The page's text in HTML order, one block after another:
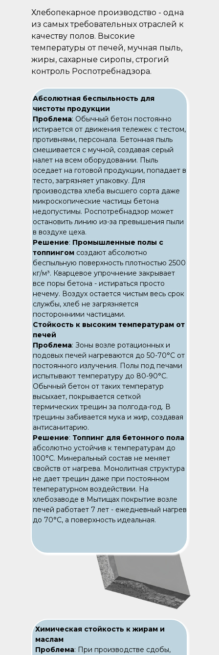
Химическая стойкость к жирам и
маслам
Проблема: При производстве сдобы,
Абсолютная беспыльность для
чистоты продукции
Проблема: Обычный бетон постоянно
истирается от движения тележек с тестом,
противнями, персонала. Бетонная пыль
смешивается с мучной, создавая серый
налет на всем оборудовании. Пыль
оседает на готовой продукции, попадает в
тесто, загрязняет упаковку. Для
производства хлеба высшего сорта даже
микроскопические частицы бетона
недопустимы. Роспотребнадзор может
остановить линию из-за превышения пыли
в воздухе цеха.
Решение: Промышленные полы с
топпингом создают абсолютно
беспыльную поверхность плотностью 2500
кг/м³. Кварцевое упрочнение закрывает
все поры бетона - истираться просто
нечему. Воздух остается чистым весь срок
службы, хлеб не загрязняется
посторонними частицами.
Стойкость к высоким температурам от
печей
Проблема: Зоны возле ротационных и
подовых печей нагреваются до 50-70°C от
постоянного излучения. Полы под печами
испытывают температуру до 80-90°C.
Обычный бетон от таких температур
высыхает, покрывается сеткой
термических трещин за полгода-год. В
трещины забивается мука и жир, создавая
антисанитарию.
Решение: Топпинг для бетонного пола
абсолютно устойчив к температурам до
100°C. Минеральный состав не меняет
свойств от нагрева. Монолитная структура
не дает трещин даже при постоянном
температурном воздействии. На
хлебозаводе в Мытищах покрытие возле
печей работает 7 лет - ежедневный нагрев
до 70°C, а поверхность идеальная.
Хлебопекарное производство - одна
из самых требовательных отраслей к
качеству полов. Высокие
температуры от печей, мучная пыль,
жиры, сахарные сиропы, строгий
контроль Роспотребнадзора.